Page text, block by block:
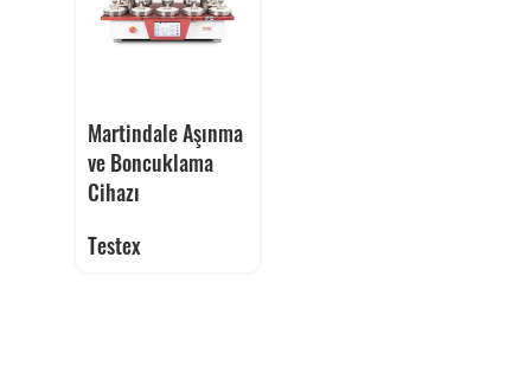
Martindale Aşınma
ve Boncuklama
Cihazı
Testex